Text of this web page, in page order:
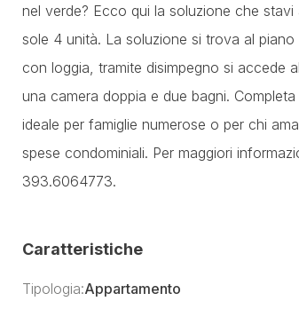
nel verde? Ecco qui la soluzione che
sole 4 unità. La soluzione si trova al
con loggia, tramite disimpegno si accede
una camera doppia e due bagni.
ideale per famiglie numerose o per chi
spese condominiali. Per maggiori
393.6064773.
Caratteristiche
Tipologia:Appartamento